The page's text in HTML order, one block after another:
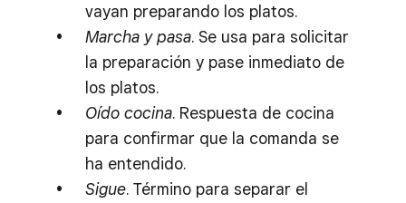
vayan preparando los platos.
Marcha y pasa. Se usa para solicitar
la preparación y pase inmediato de
los platos.
Oído cocina. Respuesta de cocina
para confirmar que la comanda se
ha entendido.
Sigue. Término para separar el